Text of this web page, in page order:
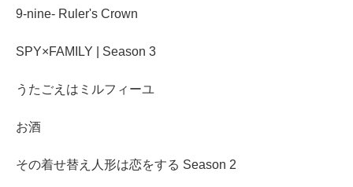
9-nine- Ruler's Crown
SPY×FAMILY | Season 3
うたごえはミルフィーユ
お酒
その着せ替え人形は恋をする Season 2